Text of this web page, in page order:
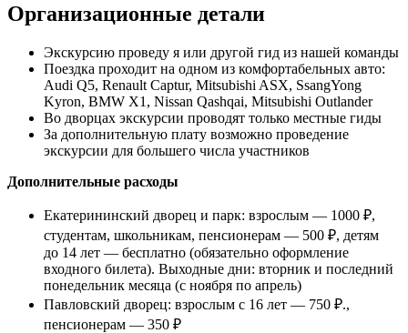
Организационные детали
Экскурсию проведу я или другой гид из нашей команды
Поездка проходит на одном из комфортабельных авто:
Audi Q5, Renault Captur, Mitsubishi ASX, SsangYong
Kyron, BMW X1, Nissan Qashqai, Mitsubishi Outlander
Во дворцах экскурсии проводят только местные гиды
За дополнительную плату возможно проведение
экскурсии для большего числа участников
Дополнительные расходы
Екатерининский дворец и парк: взрослым — 1000 ₽,
студентам, школьникам, пенсионерам — 500 ₽, детям
до 14 лет — бесплатно (обязательно оформление
входного билета). Выходные дни: вторник и последний
понедельник месяца (с ноября по апрель)
Павловский дворец: взрослым с 16 лет — 750 ₽.,
пенсионерам — 350 ₽